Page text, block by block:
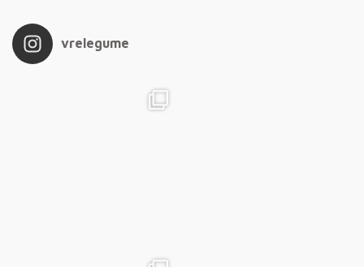
vrelegume